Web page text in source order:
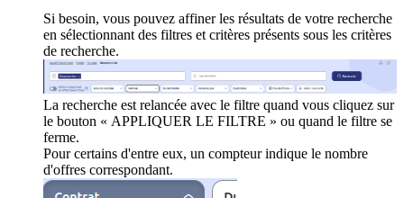
Si besoin, vous pouvez affiner les résultats de votre recherche
en sélectionnant des filtres et critères présents sous les critères
de recherche.
La recherche est relancée avec le filtre quand vous cliquez sur
le bouton « APPLIQUER LE FILTRE » ou quand le filtre se
ferme.
Pour certains d'entre eux, un compteur indique le nombre
d'offres correspondant.